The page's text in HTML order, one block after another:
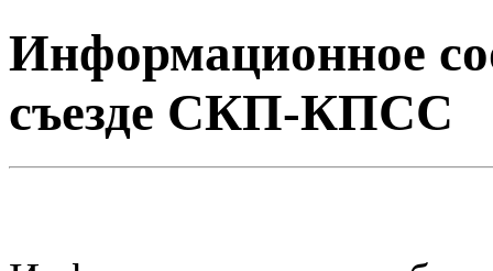
Информационное
съезде СКП-КПСС